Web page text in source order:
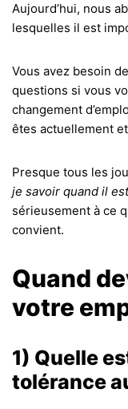
Aujourd’hui, nous
lesquelles il est
Vous avez besoin
questions si vous
changement
êtes actuellement
Presque tous les
je savoir quand il
sérieusement à ce
convient.
Quand
votre
1) Quelle
tolérance